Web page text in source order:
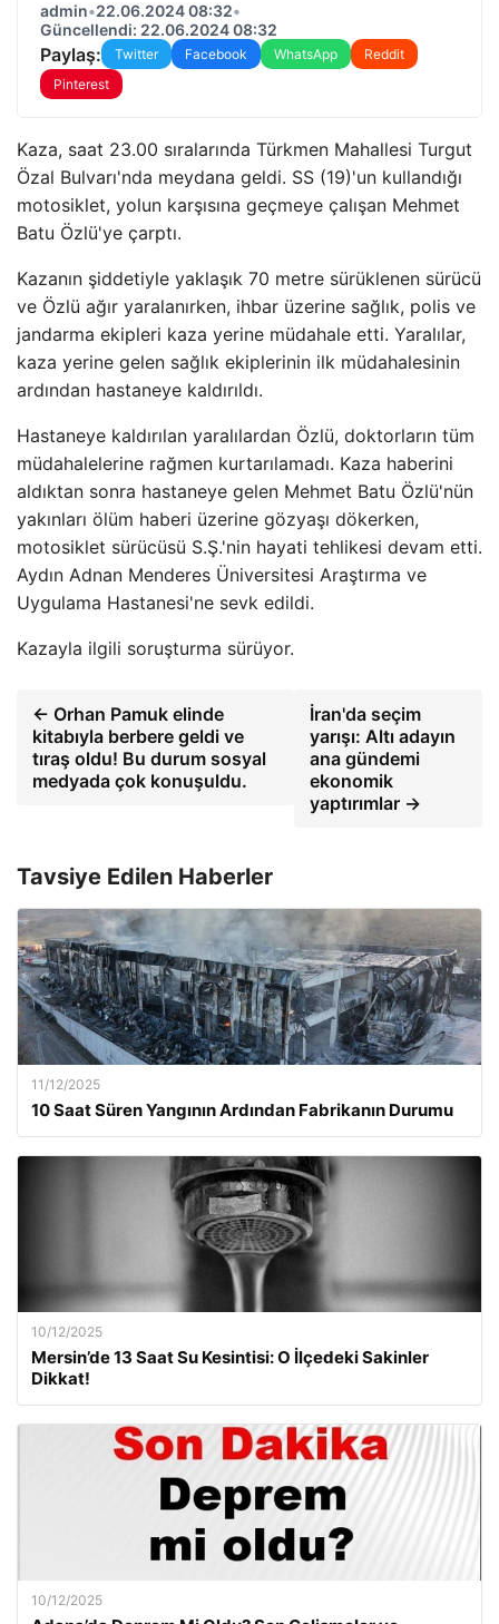
admin•22.06.2024 08:32•
Güncellendi: 22.06.2024 08:32
Paylaş: Twitter Facebook WhatsApp
Reddit
Pinterest
Kaza, saat 23.00 sıralarında Türkmen Mahallesi Turgut
Özal Bulvarı'nda meydana geldi. SS (19)'un kullandığı
motosiklet, yolun karşısına geçmeye çalışan Mehmet
Batu Özlü'ye çarptı.
Kazanın şiddetiyle yaklaşık 70 metre sürüklenen sürücü
ve Özlü ağır yaralanırken, ihbar üzerine sağlık, polis ve
jandarma ekipleri kaza yerine müdahale etti. Yaralılar,
kaza yerine gelen sağlık ekiplerinin ilk müdahalesinin
ardından hastaneye kaldırıldı.
Hastaneye kaldırılan yaralılardan Özlü, doktorların tüm
müdahalelerine rağmen kurtarılamadı. Kaza haberini
aldıktan sonra hastaneye gelen Mehmet Batu Özlü'nün
yakınları ölüm haberi üzerine gözyaşı dökerken,
motosiklet sürücüsü S.Ş.'nin hayati tehlikesi devam etti.
Aydın Adnan Menderes Üniversitesi Araştırma ve
Uygulama Hastanesi'ne sevk edildi.
Kazayla ilgili soruşturma sürüyor.
← Orhan Pamuk elinde
kitabıyla berbere geldi ve
tıraş oldu! Bu durum sosyal
medyada çok konuşuldu.
İran'da seçim
yarışı: Altı adayın
ana gündemi
ekonomik
yaptırımlar →
Tavsiye Edilen Haberler
11/12/2025
10 Saat Süren Yangının Ardından Fabrikanın Durumu
10/12/2025
Mersin’de 13 Saat Su Kesintisi: O İlçedeki Sakinler
Dikkat!
10/12/2025